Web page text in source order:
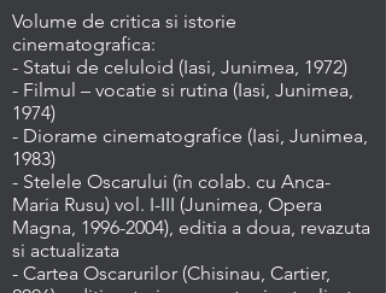
Volume de critica si istorie
cinematografica:
- Statui de celuloid (Iasi, Junimea, 1972)
- Filmul – vocatie si rutina (Iasi, Junimea,
1974)
- Diorame cinematografice (Iasi, Junimea,
1983)
- Stelele Oscarului (în colab. cu Anca-
Maria Rusu) vol. I-III (Junimea, Opera
Magna, 1996-2004), editia a doua, revazuta
si actualizata
- Cartea Oscarurilor (Chisinau, Cartier,